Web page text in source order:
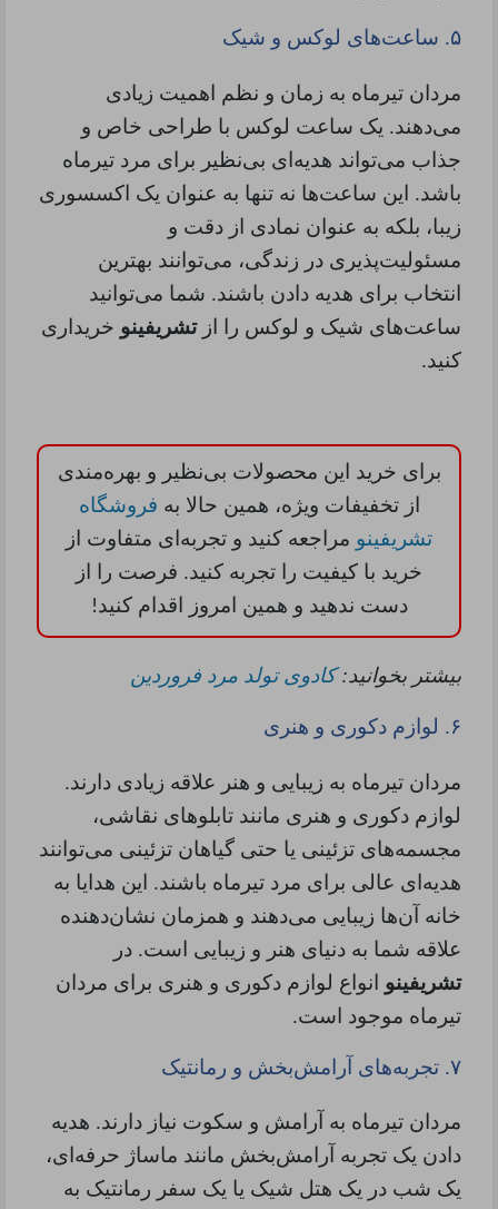
۵. ساعت‌های لوکس و شیک
مردان تیرماه به زمان و نظم اهمیت زیادی
می‌دهند. یک ساعت لوکس با طراحی خاص و
جذاب می‌تواند هدیه‌ای بی‌نظیر برای مرد تیرماه
باشد. این ساعت‌ها نه تنها به عنوان یک اکسسوری
زیبا، بلکه به عنوان نمادی از دقت و
مسئولیت‌پذیری در زندگی، می‌توانند بهترین
انتخاب برای هدیه دادن باشند. شما می‌توانید
ساعت‌های شیک و لوکس را ازتشریفینو خریداری
کنید.
برای خرید این محصولات بی‌نظیر و بهره‌مندی
از تخفیفات ویژه، همین حالا به فروشگاه
تشریفینو مراجعه کنید و تجربه‌ای متفاوت از
خرید با کیفیت را تجربه کنید. فرصت را از
دست ندهید و همین امروز اقدام کنید!
بیشتر بخوانید:کادوی تولد مرد فروردین
۶. لوازم دکوری و هنری
مردان تیرماه به زیبایی و هنر علاقه زیادی دارند.
لوازم دکوری و هنری مانند تابلوهای نقاشی،
مجسمه‌های تزئینی یا حتی گیاهان تزئینی می‌توانند
هدیه‌ای عالی برای مرد تیرماه باشند. این هدایا به
خانه آن‌ها زیبایی می‌دهند و همزمان نشان‌دهنده
علاقه شما به دنیای هنر و زیبایی است. در
تشریفینو انواع لوازم دکوری و هنری برای مردان
تیرماه موجود است.
۷. تجربه‌های آرامش‌بخش و رمانتیک
مردان تیرماه به آرامش و سکوت نیاز دارند. هدیه
دادن یک تجربه آرامش‌بخش مانند ماساژ حرفه‌ای،
یک شب در یک هتل شیک یا یک سفر رمانتیک به